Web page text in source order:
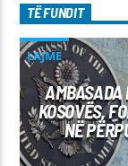
TË FUNDIT
LAJME
AMBASADA
KOSOVËS,
NË